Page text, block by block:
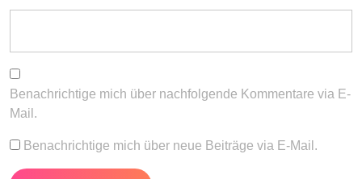
Benachrichtige mich über nachfolgende Kommentare via E-
Mail.
Benachrichtige mich über neue Beiträge via E-Mail.